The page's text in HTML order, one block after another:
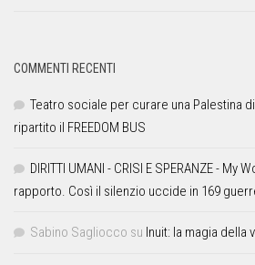
COMMENTI RECENTI
Teatro sociale per curare una Palestina
ripartito il FREEDOM BUS
DIRITTI UMANI - CRISI E SPERANZE - My
rapporto. Così il silenzio uccide in 169
Sabino Sagliocco su Inuit: la magia della